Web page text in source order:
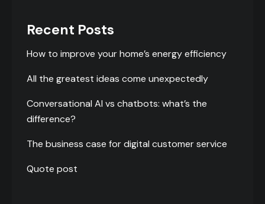
Recent Posts
How to improve your home’s energy efficiency
All the greatest ideas come unexpectedly
Conversational AI vs chatbots: what’s the
difference?
The business case for digital customer service
Quote post